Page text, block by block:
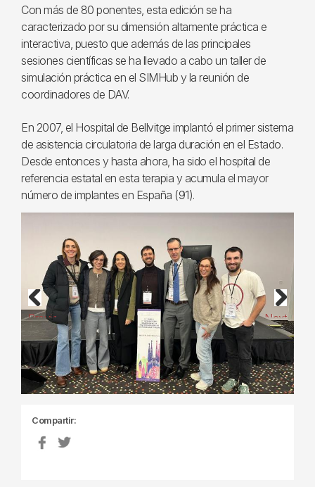
Con más de 80 ponentes, esta edición se ha
caracterizado por su dimensión altamente práctica e
interactiva, puesto que además de las principales
sesiones científicas se ha llevado a cabo un taller de
simulación práctica en el SIMHub y la reunión de
coordinadores de DAV.
En 2007, el Hospital de Bellvitge implantó el primer sistema
de asistencia circulatoria de larga duración en el Estado.
Desde entonces y hasta ahora, ha sido el hospital de
referencia estatal en esta terapia y acumula el mayor
número de implantes en España (91).
Previous Next
Compartir: